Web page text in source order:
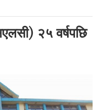
२५ वर्षपछि